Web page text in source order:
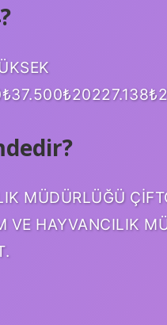
MÜDÜRLÜĞÜ
VE HAYVANCILIK